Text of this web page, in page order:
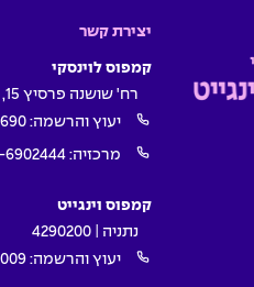
יצירת קשר
קמפוס לוינסקי
רח' שושנה פרסיץ 15, תל אביב
יעוץ והרשמה:
מרכזיה: 6902444
קמפוס וינגייט
נתניה | 4290200
יעוץ והרשמה: